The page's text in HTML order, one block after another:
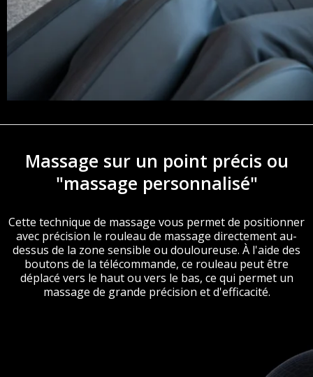
Massage sur un point précis ou
"massage personnalisé"
Cette technique de massage vous permet de positionner
avec précision le rouleau de massage directement au-
dessus de la zone sensible ou douloureuse. À l'aide des
boutons de la télécommande, ce rouleau peut être
déplacé vers le haut ou vers le bas, ce qui permet un
massage de grande précision et d'efficacité.